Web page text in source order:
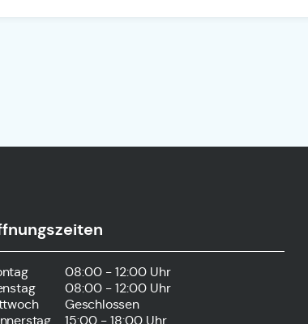
08:00 - 12:00 Uhr
08:00 - 12:00 Uhr
Geschlossen
15:00 - 18:00 Uhr